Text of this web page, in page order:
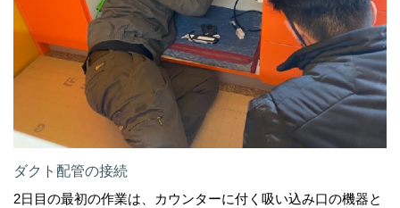
ダクト配管の接続
2日目の最初の作業は、カウンターに付く吸い込み口の機器と